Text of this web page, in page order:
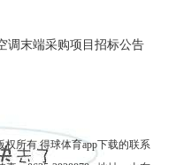
调末端采购项目招标公告
权所有得球体育app下载的联系